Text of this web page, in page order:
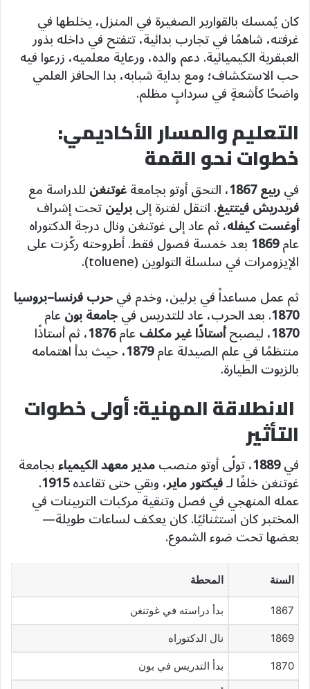
كان يُمسك بالقوارير الصغيرة في المنزل، يخلطها في
غرفته، شاهمًا في تجارب بدائية، تتفتح في داخله بذور
العبقرية الكيميائية. دعم والده، ورعاية معلميه، زرعوا فيه
حب الاستكشاف؛ ومع بداية شبابه، بدا الحافز العلمي
واضحًا كأشعةٍ في سردابٍ مظلم.
التعليم والمسار الأكاديمي:
خطوات نحو القمة
فيربيع 1867 ، التحق أوتو بجامعةغوتنغنللدراسة مع
فريدريش فيتتيغ. انتقل لفترة إلىبرلينتحت إشراف
أوغست كيفله، ثم عاد إلى غوتنغن ونال درجة الدكتوراه
عام1869بعد خمسة فصول فقط. أطروحته ركّزت على
الإيزومرات في سلسلة التولوين (toluene).
ثم عمل مساعداً في برلين، وخدم فيحرب فرنسا–بروسيا
1870. بعد الحرب، عاد للتدريس فيجامعة بونعام
1870، ليصبحأستاذًا غير مكلفعام1876، ثم أستاذًا
منتظمًا في علم الصيدلة عام1879، حيث بدأ اهتمامه
بالزيوت الطيارة.
الانطلاقة المهنية: أولى خطوات
التأثير
في1889، تولّى أوتو منصبمدير معهد الكيمياءبجامعة
غوتنغن خلفًا لـفيكتور ماير، وبقي حتى تقاعده1915
.
عمله المنهجي في فصل وتنقية مركبات التربينات في
المختبر كان استثنائيًا. كان يعكف لساعات طويلة—
بعضها تحت ضوء الشموع.
السنة المحطة
1867 بدأ دراسته في غوتنغن
1869 نال الدكتوراه
1870 بدأ التدريس في بون